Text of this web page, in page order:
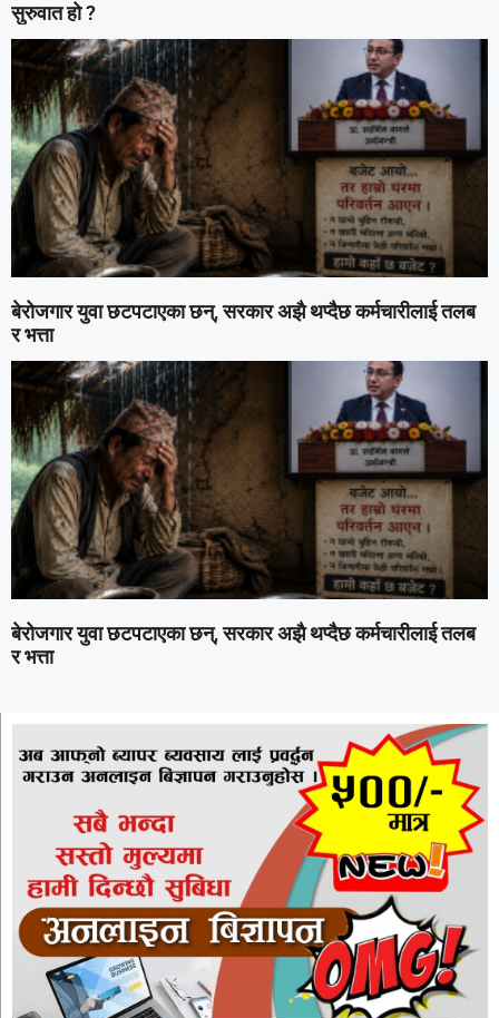
सुरुवात हो ?
बेरोजगार युवा छटपटाएका छन्, सरकार अझै थप्दैछ कर्मचारीलाई तलब
र भत्ता
बेरोजगार युवा छटपटाएका छन्, सरकार अझै थप्दैछ कर्मचारीलाई तलब
र भत्ता